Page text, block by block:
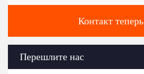
Контакт теперь
Перешлите нас